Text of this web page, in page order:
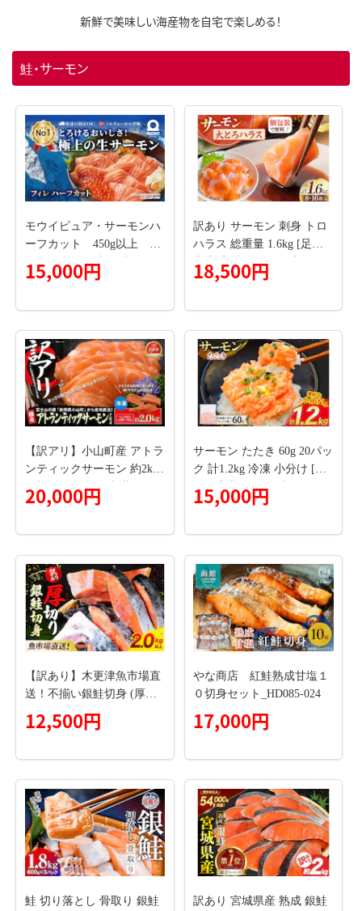
新鮮で美味しい海産物を自宅で楽しめる！
鮭・サーモン
モウイピュア・サーモンハ
ーフカット 450g以上 1
枚 サーモン 刺身 刺身サ
ーモン ノルウェー産 冷蔵
15,000円
訳あり サーモン 刺身 トロ
ハラス 総重量 1.6kg [足利
本店 宮城県 気仙沼市 20565
619] 魚 魚介類 海鮮 さけ サ
骨取り 魚介 生食用 真空パ
ック
18,500円
【訳アリ】小山町産 アトラ
ンティックサーモン 約2kg
（柵）魚体2.0kg未満
20,000円
サーモン たたき 60g 20パッ
ク 計1.2kg 冷凍 小分け [ト
ライ産業 静岡県 吉田町 224
24418-a] サーモンたたき さ
15,000円
【訳あり】木更津魚市場直
送！不揃い銀鮭切身 (厚切
り) 2kg以上 鮭 カマ しゃけ
シャケ さけ サケ 銀鮭 かま
落とし 低塩 訳あり 厚切 厚
切り 冷凍 木更津市 送料無
料 鮭の切り身 鮭かま 鮭カ
マ 不揃い 2kg 2キロ 海鮮
家庭用 冷凍塩銀鮭 銀サケ
塩じゃけ 塩さけ 塩サケ KJ
12,500円
やな商店 紅鮭熟成甘塩１
０切身セット_HD085-024
17,000円
鮭 切り落とし 骨取り 銀鮭
訳あり 宮城県産 熟成 銀鮭